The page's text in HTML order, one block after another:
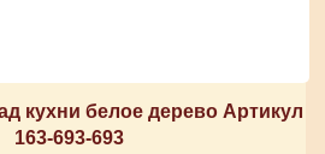
кухни белое дерево Артикул
163-693-693